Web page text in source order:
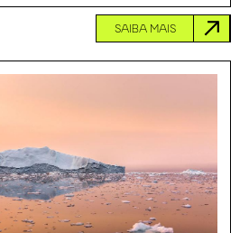
SAIBA MAIS